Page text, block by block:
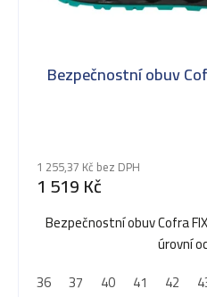
Bezpečnostní obuv
1 255,37 Kč bez DPH
1 519 Kč
Bezpečnostní obuv Cofra
úrovní
36
37 40 41 42